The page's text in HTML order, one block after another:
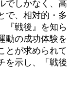
でしかなく、高
で、相対的・多
『戦後』を知ら
動の成功体験を
とが求められて
を示し、「戦後